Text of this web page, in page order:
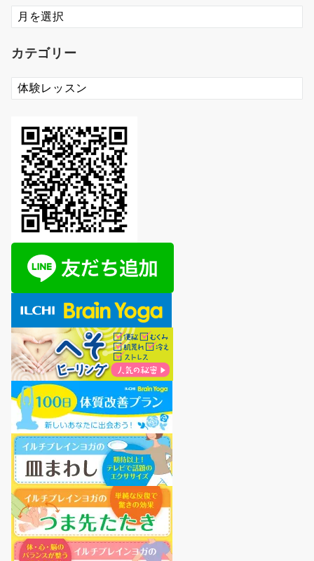
ア
ー
イ
カテゴリー
カ
テ